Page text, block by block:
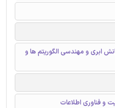
ابری و مهندسی الگوریتم ها و
و فناوری اطلاعات